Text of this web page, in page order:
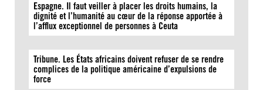
Espagne. Il faut veiller à placer les droits humains, la
dignité et l’humanité au cœur de la réponse apportée à
l’afflux exceptionnel de personnes à Ceuta
Tribune. Les États africains doivent refuser de se rendre
complices de la politique américaine d’expulsions de
force